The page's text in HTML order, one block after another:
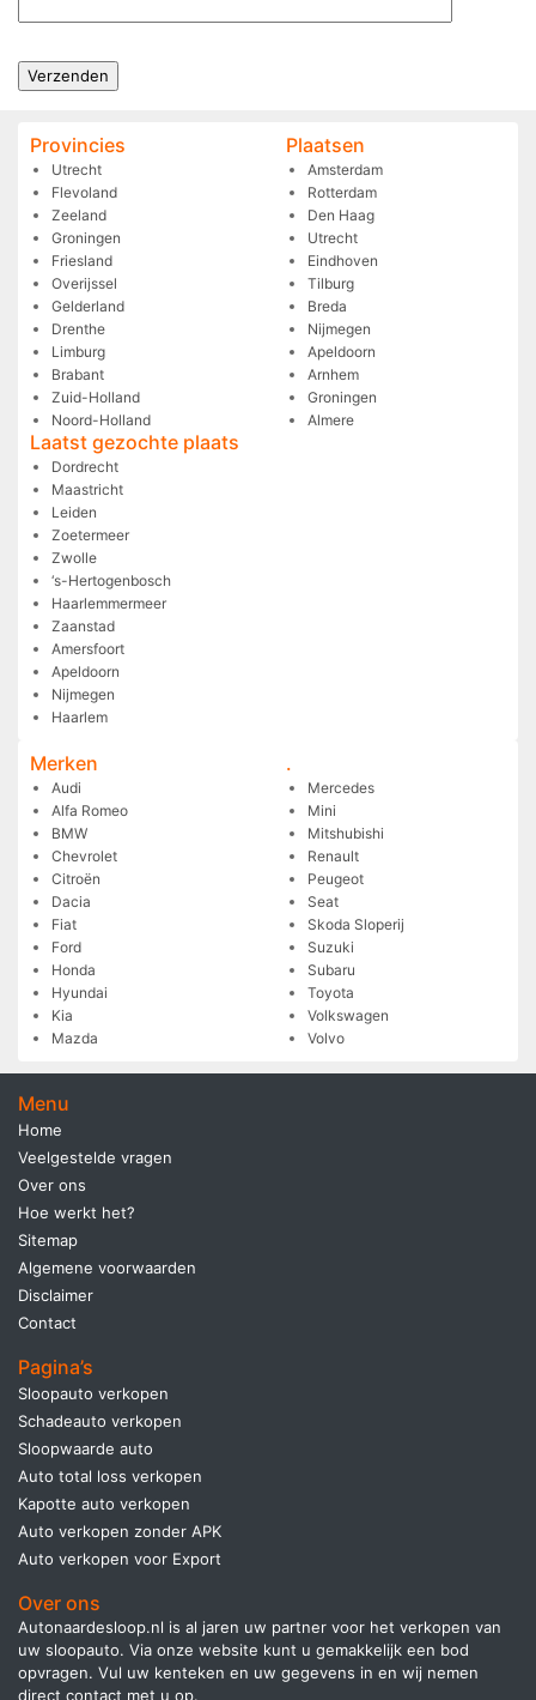
Provincies
Utrecht
Flevoland
Zeeland
Groningen
Friesland
Overijssel
Gelderland
Drenthe
Limburg
Brabant
Zuid-Holland
Noord-Holland
Plaatsen
Amsterdam
Rotterdam
Den Haag
Utrecht
Eindhoven
Tilburg
Breda
Nijmegen
Apeldoorn
Arnhem
Groningen
Almere
Laatst gezochte plaats
Dordrecht
Maastricht
Leiden
Zoetermeer
Zwolle
‘s-Hertogenbosch
Haarlemmermeer
Zaanstad
Amersfoort
Apeldoorn
Nijmegen
Haarlem
Merken
Audi
Alfa Romeo
BMW
Chevrolet
Citroën
Dacia
Fiat
Ford
Honda
Hyundai
Kia
Mazda
.
Mercedes
Mini
Mitshubishi
Renault
Peugeot
Seat
Skoda Sloperij
Suzuki
Subaru
Toyota
Volkswagen
Volvo
Menu
Home
Veelgestelde vragen
Over ons
Hoe werkt het?
Sitemap
Algemene voorwaarden
Disclaimer
Contact
Pagina’s
Sloopauto verkopen
Schadeauto verkopen
Sloopwaarde auto
Auto total loss verkopen
Kapotte auto verkopen
Auto verkopen zonder APK
Auto verkopen voor Export
Over ons
Autonaardesloop.nl is al jaren uw partner voor het verkopen van
uw sloopauto. Via onze website kunt u gemakkelijk een bod
opvragen. Vul uw kenteken en uw gegevens in en wij nemen
direct contact met u op.